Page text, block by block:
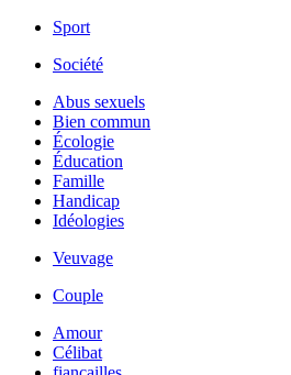
Sport
Société
Abus sexuels
Bien commun
Écologie
Éducation
Famille
Handicap
Idéologies
Veuvage
Couple
Amour
Célibat